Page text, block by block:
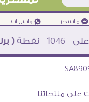
¥ ماسنجر ₧ واتس اب
1046 نقطة( برنامج